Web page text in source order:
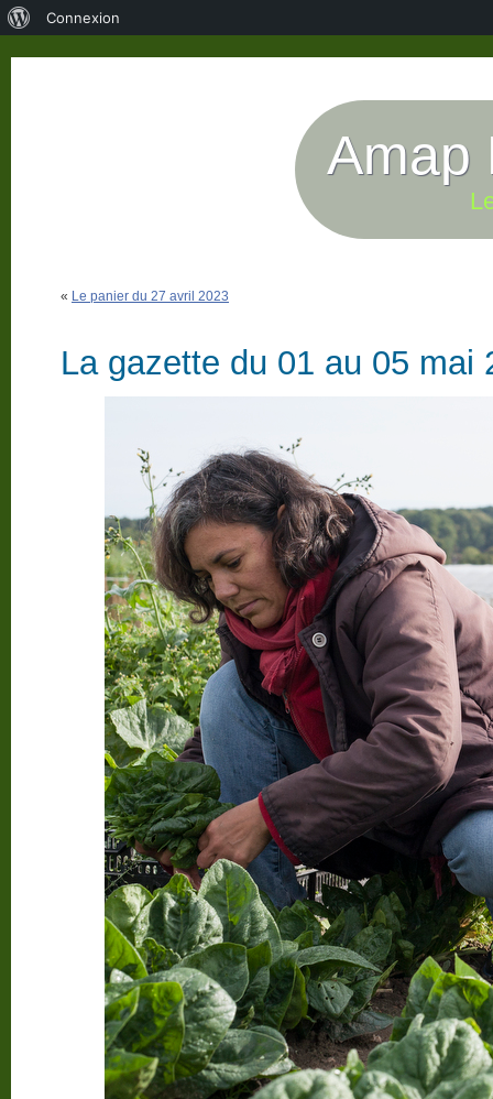
Amap
« Le panier du 27 avril 2023
La gazette du 01 au 05 mai
Connexion